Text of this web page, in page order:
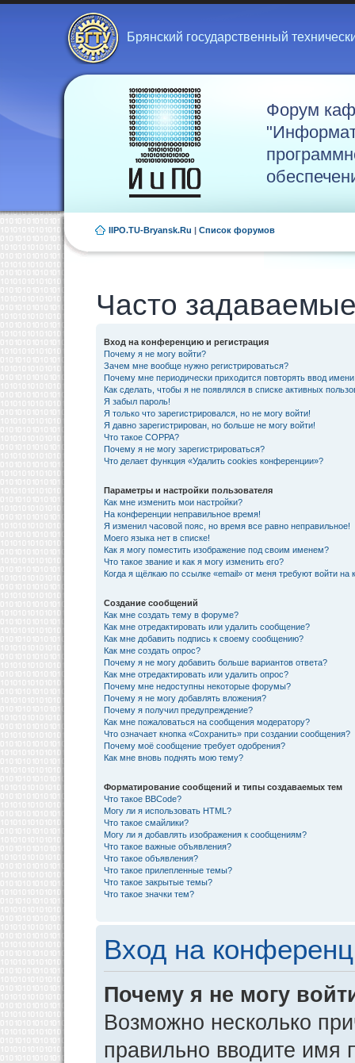
Брянский государственный
Форум
IIPO.TU-Bryansk.Ru | Список форумов
Часто
Вход на конференцию и регистрация
Почему я не могу войти?
Зачем мне вообще нужно регистрироваться?
Почему мне периодически приходится повторять ввод
Как сделать, чтобы я не появлялся в списке активных
Я забыл пароль!
Я только что зарегистрировался, но не могу войти!
Я давно зарегистрирован, но больше не могу войти!
Что такое COPPA?
Почему я не могу зарегистрироваться?
Что делает функция «Удалить cookies конференции»?
Параметры и настройки пользователя
Как мне изменить мои настройки?
На конференции неправильное время!
Я изменил часовой пояс, но время все равно неправильное!
Моего языка нет в списке!
Как я могу поместить изображение под своим именем?
Что такое звание и как я могу изменить его?
Когда я щёлкаю по ссылке «email» от меня требуют войти на
Создание сообщений
Как мне создать тему в форуме?
Как мне отредактировать или удалить сообщение?
Как мне добавить подпись к своему сообщению?
Как мне создать опрос?
Почему я не могу добавить больше вариантов ответа?
Как мне отредактировать или удалить опрос?
Почему мне недоступны некоторые форумы?
Почему я не могу добавлять вложения?
Почему я получил предупреждение?
Как мне пожаловаться на сообщения модератору?
Что означает кнопка «Сохранить» при создании сообщения?
Почему моё сообщение требует одобрения?
Как мне вновь поднять мою тему?
Форматирование сообщений и типы создаваемых тем
Что такое BBCode?
Могу ли я использовать HTML?
Что такое смайлики?
Могу ли я добавлять изображения к сообщениям?
Что такое важные объявления?
Что такое объявления?
Что такое прилепленные темы?
Что такое закрытые темы?
Что такое значки тем?
Вход на
Почему я не могу
Возможно несколько
правильно вводите имя